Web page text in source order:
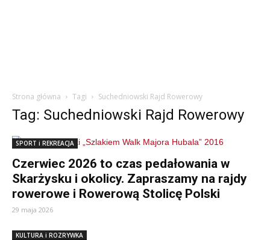
Strona główna Tagi Suchedniowski Rajd Rowerowy
Tag: Suchedniowski Rajd Rowerowy
SPORT i REKREACJA
Czerwiec 2026 to czas pedałowania w
Skarżysku i okolicy. Zapraszamy na rajdy
rowerowe i Rowerową Stolicę Polski
29 maja 2026
KULTURA i ROZRYWKA